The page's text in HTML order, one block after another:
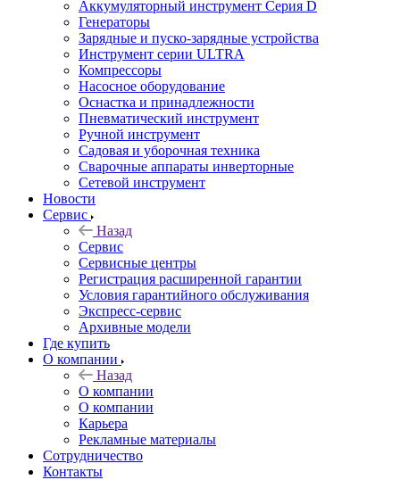
Аккумуляторный инструмент Серия D
Генераторы
Зарядные и пуско-зарядные устройства
Инструмент серии ULTRA
Компрессоры
Насосное оборудование
Оснастка и принадлежности
Пневматический инструмент
Ручной инструмент
Садовая и уборочная техника
Сварочные аппараты инверторные
Сетевой инструмент
Новости
Сервис
Назад
Сервис
Сервисные центры
Регистрация расширенной гарантии
Условия гарантийного обслуживания
Экспресс-сервис
Архивные модели
Где купить
О компании
Назад
О компании
О компании
Карьера
Рекламные материалы
Сотрудничество
Контакты